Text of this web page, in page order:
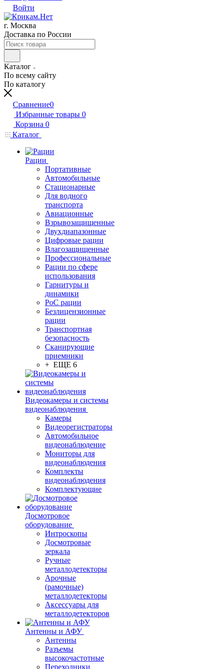
Войти
г. Москва
Доставка по России
Каталог
По всему сайту
По каталогу
Сравнение0
Избранные товары 0
Корзина 0
Каталог
Рации
Портативные
Автомобильные
Стационарные
Для водного
транспорта
Авиационные
Взрывозащищенные
Двухдиапазонные
Цифровые рации
Влагозащищенные
Профессиональные
Рации по сфере
использования
Гарнитуры и
динамики
PoC рации
Безлицензионные
рации
Транспортная
безопасность
Сканирующие
приемники
+ ЕЩЕ 6
Видеокамеры и системы
видеонаблюдения
Камеры
Видеорегистраторы
Автомобильное
видеонаблюдение
Мониторы для
видеонаблюдения
Комплекты
видеонаблюдения
Комплектующие
Досмотровое
оборудование
Интроскопы
Досмотровые
зеркала
Ручные
металлодетекторы
Арочные
(рамочные)
металлодетекторы
Аксессуары для
металлодетекторов
Антенны и АФУ
Антенны
Разъемы
высокочастотные
Переходники